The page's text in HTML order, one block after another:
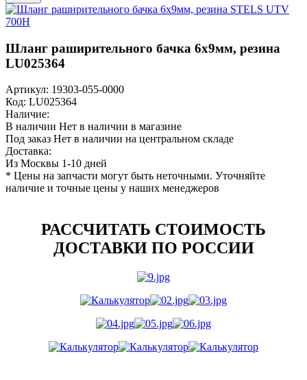
Шланг раширительного бачка 6x9мм, резина
LU025364
Артикул: 19303-055-0000
Код: LU025364
Наличие:
В наличии Нет в наличии в магазине
Под заказ Нет в наличии на центральном складе
Доставка:
Из Москвы 1-10 дней
* Цены на запчасти могут быть неточными. Уточняйте
наличие и точные цены у наших менеджеров
РАССЧИТАТЬ СТОИМОСТЬ
ДОСТАВКИ ПО РОССИИ